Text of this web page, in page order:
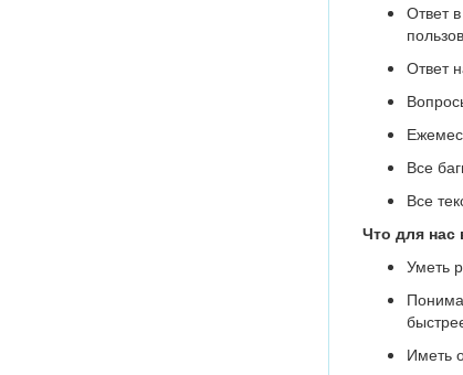
Ответ
Ответ
Все
Все
Что для нас
Уметь
Иметь